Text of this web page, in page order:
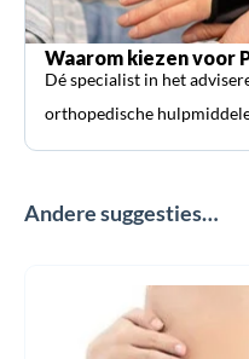
Waarom kiezen voor
Dé specialist in het
orthopedische
Andere suggesties…